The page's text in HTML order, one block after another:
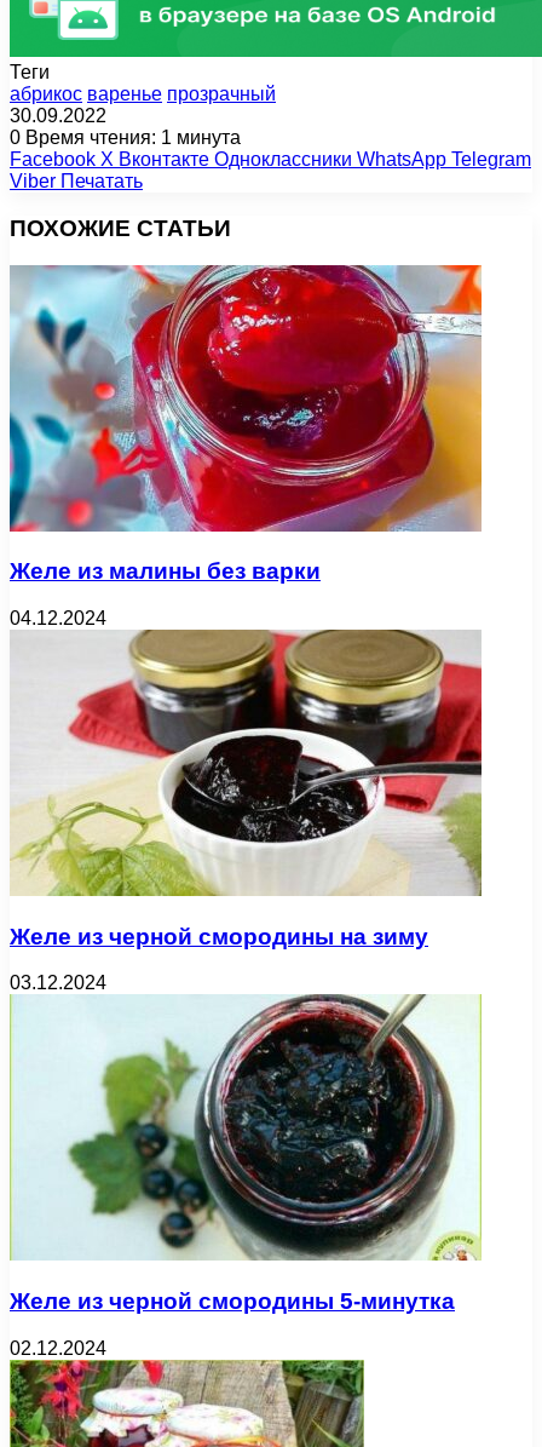
Теги
абрикос варенье прозрачный
30.09.2022
0 Время чтения: 1 минута
Facebook X Вконтакте Одноклассники WhatsApp Telegram
Viber Печатать
ПОХОЖИЕ СТАТЬИ
Желе из малины без варки
04.12.2024
Желе из черной смородины на зиму
03.12.2024
Желе из черной смородины 5-минутка
02.12.2024